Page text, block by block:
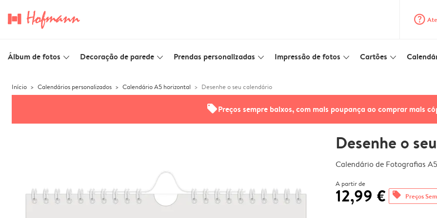
question_mark_circle
Álbum de fotos slim_arrow_down Decoração de parede slim_arrow_down Prendas personalizadas slim_arrow_down Impressão de fotos slim_arrow_down Cartões slim_arrow_down
Início Calendários personalizados Calendário A5 horizontal Desenhe o seu calendário
offersPreços sempre baixos, com mais poupança ao comprar mais
Desenhe o
Calendário de Fotografias
A partir de
12,99 € offers Preços